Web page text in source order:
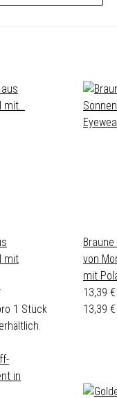
mit
1 Stück
von
mit
13,39 €
13,39